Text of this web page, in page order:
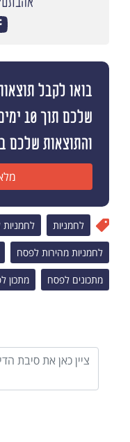
בואו לקבל
והתוצאות שלכם
לחמניות
לחמניות מהירות לפסח
מתכונים לפסח מתכון